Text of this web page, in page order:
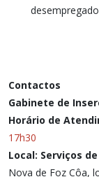
Contactos
Gabinete de
Horário de
17h30
Local: Serviços
Nova de Foz Côa,